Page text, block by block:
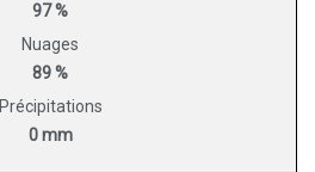
97 %
Nuages
89 %
Précipitations
0 mm